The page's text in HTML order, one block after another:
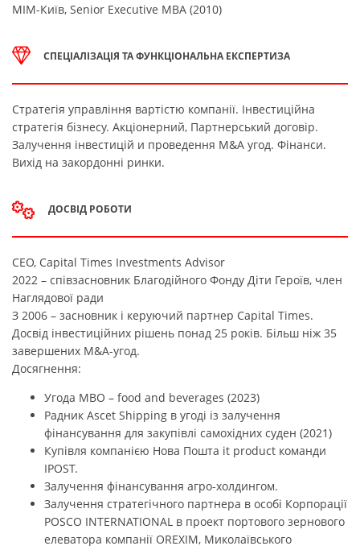
МІМ-Київ, Senior Executive MBA (2010)
СПЕЦІАЛІЗАЦІЯ ТА ФУНКЦІОНАЛЬНА ЕКСПЕРТИЗА
Стратегія управління вартістю компанії. Інвестиційна
стратегія бізнесу. Акціонерний, Партнерський договір.
Залучення інвестицій и проведення M&A угод. Фінанси.
Вихід на закордонні ринки.
ДОСВІД РОБОТИ
CEO, Capital Times Investments Advisor
2022 – співзасновник Благодійного Фонду Діти Героїв, член
Наглядової ради
З 2006 – засновник і керуючий партнер Capital Times.
Досвід інвестиційних рішень понад 25 років. Більш ніж 35
завершених М&A-угод.
Досягнення:
Угода MBO – food and beverages (2023)
Радник Ascet Shipping в угоді із залучення
фінансування для закупівлі самохідних суден (2021)
Купівля компанією Нова Пошта it product команди
IPOST.
Залучення фінансування агро-холдингом.
Залучення стратегічного партнера в особі Корпорації
POSCO INTERNATIONAL в проект портового зернового
елеватора компанії OREXIM, Миколаївського